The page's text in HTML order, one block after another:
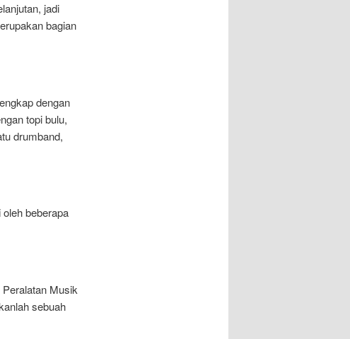
jadi
bagian
dengan
topi bulu,
drumband,
beberapa
Musik
sebuah